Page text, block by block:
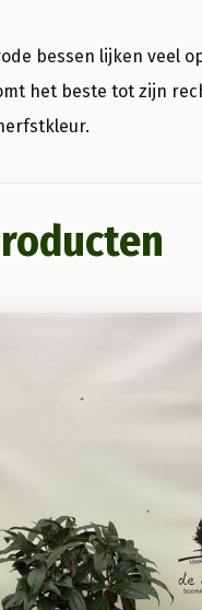
bessen lijken veel
het beste tot zijn